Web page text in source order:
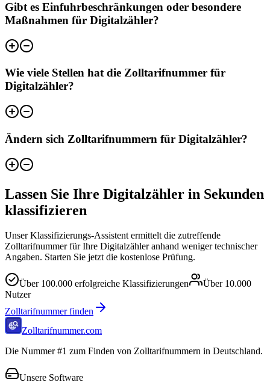
Gibt es Einfuhrbeschränkungen oder besondere
Maßnahmen für Digitalzähler?
Wie viele Stellen hat die Zolltarifnummer für
Digitalzähler?
Ändern sich Zolltarifnummern für Digitalzähler?
Lassen Sie Ihre Digitalzähler in Sekunden
klassifizieren
Unser Klassifizierungs-Assistent ermittelt die zutreffende
Zolltarifnummer für Ihre Digitalzähler anhand weniger technischer
Angaben. Starten Sie jetzt die kostenlose Prüfung.
Über 100.000 erfolgreiche Klassifizierungen Über 10.000
Nutzer
Zolltarifnummer finden
Zolltarifnummer.com
Die Nummer #1 zum Finden von Zolltarifnummern in Deutschland.
Unsere Software